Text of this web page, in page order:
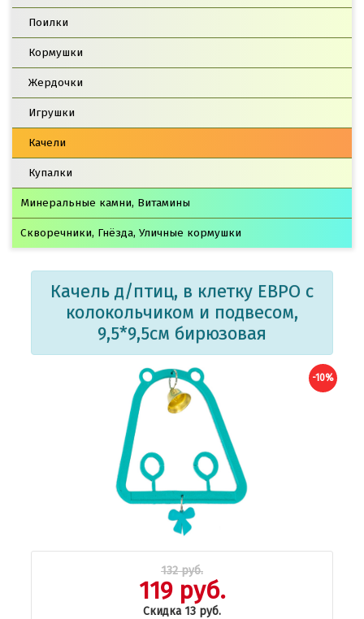
Поилки
Кормушки
Жердочки
Игрушки
Качели
Купалки
Минеральные камни, Витамины
Скворечники, Гнёзда, Уличные кормушки
Качель д/птиц, в клетку ЕВРО с
колокольчиком и подвесом,
9,5*9,5см бирюзовая
-10%
132 руб.
119 руб.
Скидка 13 руб.